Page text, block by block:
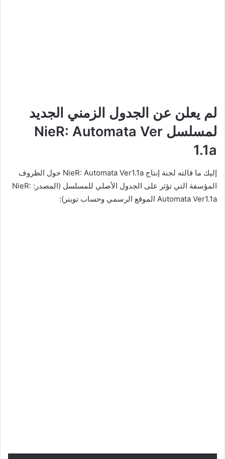
لم يعلن عن الجدول الزمني الجديد
لمسلسل NieR: Automata Ver
1.1a
إليك ما قالته لجنة إنتاج NieR: Automata Ver1.1a حول الظروف
المؤسفة التي تؤثر على الجدول الأصلي للمسلسل (المصدر: NieR:
Automata Ver1.1a الموقع الرسمي وحساب تويتر):